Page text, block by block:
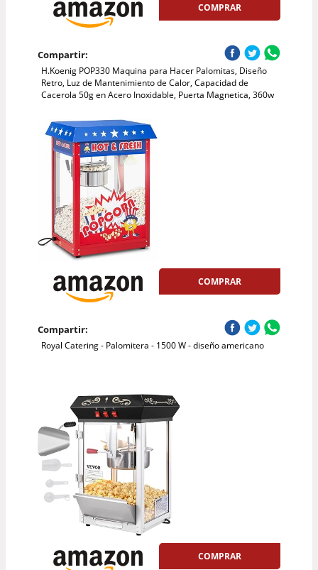
COMPRAR
Compartir:
H.Koenig POP330 Maquina para Hacer Palomitas, Diseño
Retro, Luz de Mantenimiento de Calor, Capacidad de
Cacerola 50g en Acero Inoxidable, Puerta Magnetica, 360w
COMPRAR
Compartir:
Royal Catering - Palomitera - 1500 W - diseño americano
COMPRAR